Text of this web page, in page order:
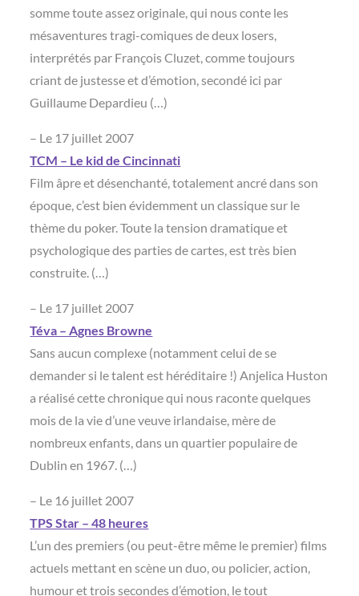
somme toute assez originale, qui nous conte les
mésaventures tragi-comiques de deux losers,
interprétés par François Cluzet, comme toujours
criant de justesse et d’émotion, secondé ici par
Guillaume Depardieu (…)
– Le 17 juillet 2007
TCM – Le kid de Cincinnati
Film âpre et désenchanté, totalement ancré dans son
époque, c’est bien évidemment un classique sur le
thème du poker. Toute la tension dramatique et
psychologique des parties de cartes, est très bien
construite. (…)
– Le 17 juillet 2007
Téva – Agnes Browne
Sans aucun complexe (notamment celui de se
demander si le talent est héréditaire !) Anjelica Huston
a réalisé cette chronique qui nous raconte quelques
mois de la vie d’une veuve irlandaise, mère de
nombreux enfants, dans un quartier populaire de
Dublin en 1967. (…)
– Le 16 juillet 2007
TPS Star – 48 heures
L’un des premiers (ou peut-être même le premier) films
actuels mettant en scène un duo, ou policier, action,
humour et trois secondes d’émotion, le tout